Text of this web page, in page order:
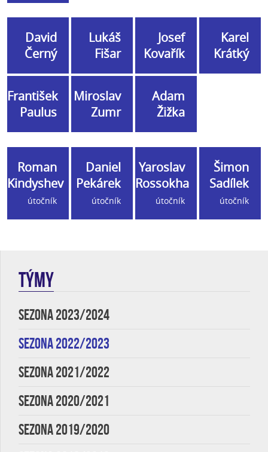
David
Černý
Lukáš
Fišar
Josef
Kovařík
Karel
Krátký
František
Paulus
Miroslav
Zumr
Adam
Žižka
Roman
Kindyshev
útočník
Daniel
Pekárek
útočník
Yaroslav
Rossokha
útočník
Šimon
Sadílek
útočník
TÝMY
SEZONA 2023/2024
SEZONA 2022/2023
SEZONA 2021/2022
SEZONA 2020/2021
SEZONA 2019/2020